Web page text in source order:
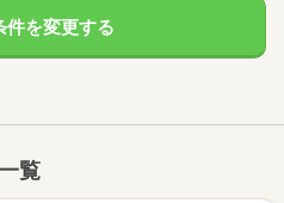
件を変更する
覧